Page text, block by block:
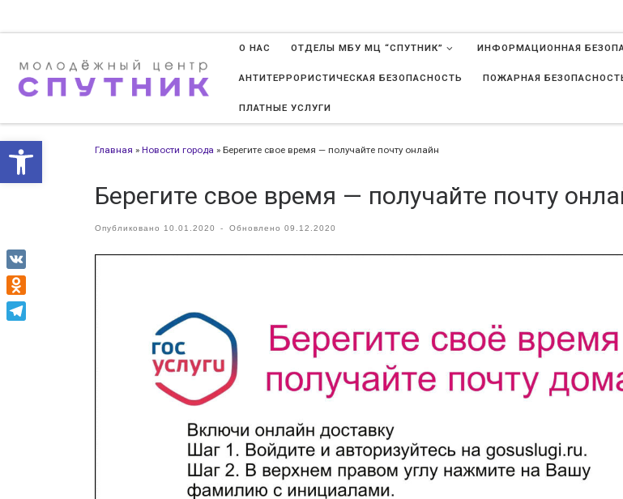
Открыть панель инструментов
О НАС ОТДЕЛЫ МБУ МЦ “СПУТНИК” ИНФОРМАЦИОННАЯ
АНТИТЕРРОРИСТИЧЕСКАЯ БЕЗОПАСНОСТЬ ПОЖАРНАЯ
ПЛАТНЫЕ УСЛУГИ
Главная » Новости города » Берегите свое время — получайте почту онлайн
Берегите свое время — получайте почту
Опубликовано 10.01.2020 - Обновлено 09.12.2020
VK
Odnoklassniki